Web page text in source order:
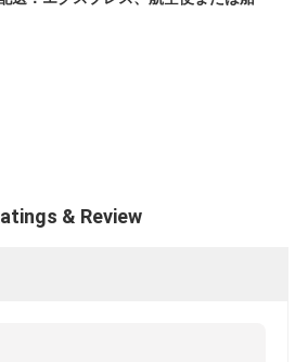
& Review